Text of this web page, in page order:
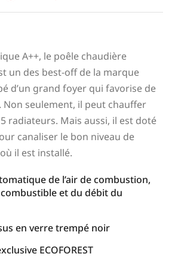
A++, le poêle chaudière
un des best-off de la marque
d’un grand foyer qui favorise de
Non seulement, il peut chauffer
5 radiateurs. Mais aussi, il est doté
canaliser le bon niveau de
il est installé.
de l’air de combustion,
et du débit du
en verre trempé noir
ECOFOREST